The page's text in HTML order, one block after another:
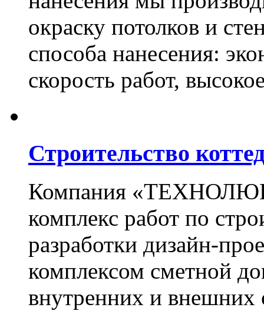
окраску потолков и
способа нанесения:
скорость работ,
Строительство
Компания
комплекс работ по
разработки дизайн-
комплексом сметной
внутренних и внешних